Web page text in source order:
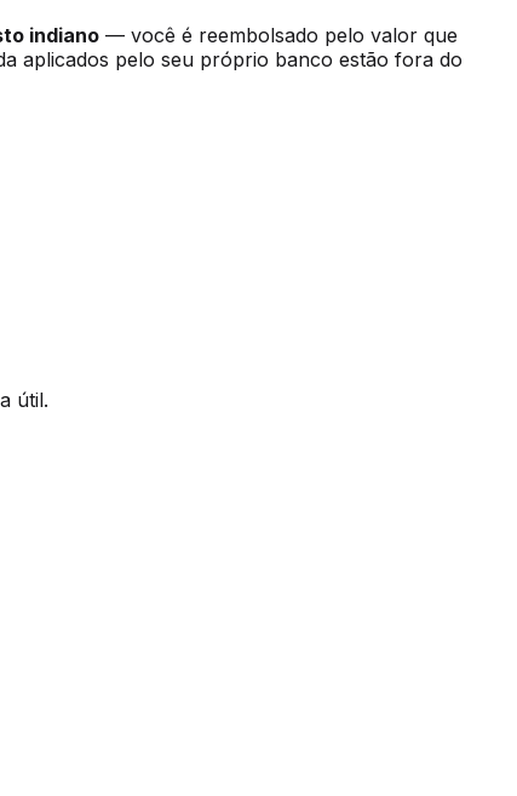
indiano — você é reembolsado pelo valor que
aplicados pelo seu próprio banco estão fora do
útil.